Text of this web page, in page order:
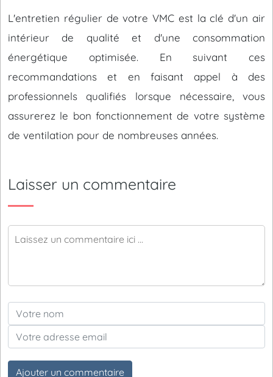
L'entretien régulier de votre VMC est la clé d'un air
intérieur de qualité et d'une consommation
énergétique optimisée. En suivant ces
recommandations et en faisant appel à des
professionnels qualifiés lorsque nécessaire, vous
assurerez le bon fonctionnement de votre système
de ventilation pour de nombreuses années.
Laisser un commentaire
Ajouter un commentaire